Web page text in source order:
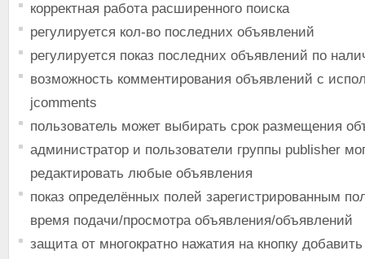
корректная работа расширенного поиска
регулируется кол-во последних объявлений
регулируется показ последних объявлений по
возможность комментирования объявлений с
jcomments
пользователь может выбирать срок размещения
администратор и пользователи группы publisher
редактировать любые объявления
показ определённых полей зарегистрированным
время подачи/просмотра объявления/объявлений
защита от многократно нажатия на кнопку добавить